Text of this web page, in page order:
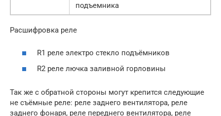
подъемника
Расшифровка реле
R1 реле электро стекло подъёмников
R2 реле лючка заливной горловины
Так же с обратной стороны могут крепится следующие
не съёмные реле: реле заднего вентилятора, реле
заднего фонаря, реле переднего вентилятора, реле